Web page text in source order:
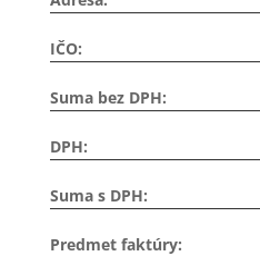
IČO:
Suma bez DPH:
DPH:
Suma s DPH:
Predmet faktúry: